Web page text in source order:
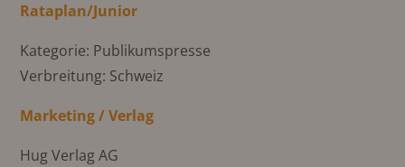
Rataplan/Junior
Kategorie: Publikumspresse
Verbreitung: Schweiz
Marketing / Verlag
Hug Verlag AG